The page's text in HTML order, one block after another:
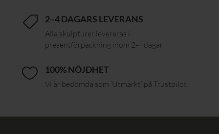
 2–4 DAGARS LEVERANS
Alla skulpturer levereras i
presentförpackning inom 2-4 dagar
 100% NÖJDHET
Vi är bedömda som ’Utmärkt’ på Trustpilot